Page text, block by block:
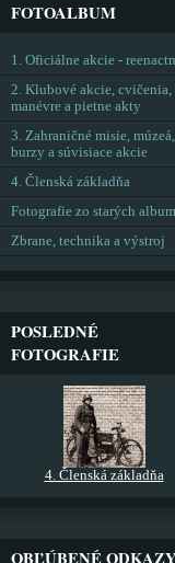
FOTOALBUM
1. Oficiálne akcie -
2. Klubové akcie, cvičenia,
manévre a pietne akty
3. Zahraničné misie, múzeá,
burzy a súvisiace akcie
4. Členská základňa
Fotografie zo starých
Zbrane, technika a výstroj
POSLEDNÉ
FOTOGRAFIE
4. Členská základňa
OBĽÚBENÉ